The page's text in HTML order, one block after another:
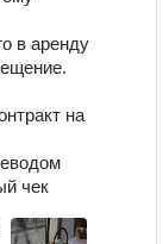
в аренду
на
чек